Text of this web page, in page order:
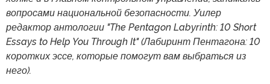
вопросами национальной безопасности. Уилер
редактор антологии "The Pentagon Labyrinth: 10 Short
Essays to Help You Through It" (Лабиринт Пентагона: 10
коротких эссе, которые помогут вам выбраться из
него).